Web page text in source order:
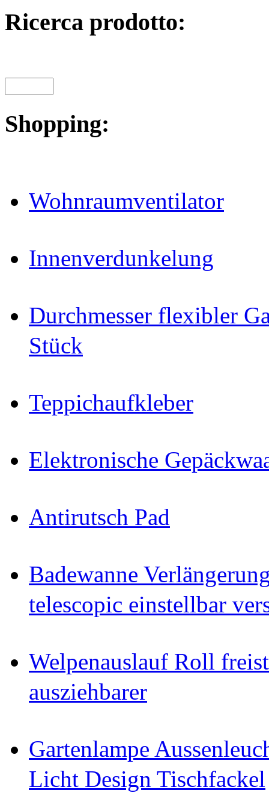
Ricerca prodotto:
Shopping:
Wohnraumventilator
Innenverdunkelung
Durchmesser flexibler
Stück
Teppichaufkleber
Elektronische
Antirutsch Pad
Badewanne
telescopic einstellbar
Welpenauslauf Roll
ausziehbarer
Gartenlampe
Licht Design Tischfackel